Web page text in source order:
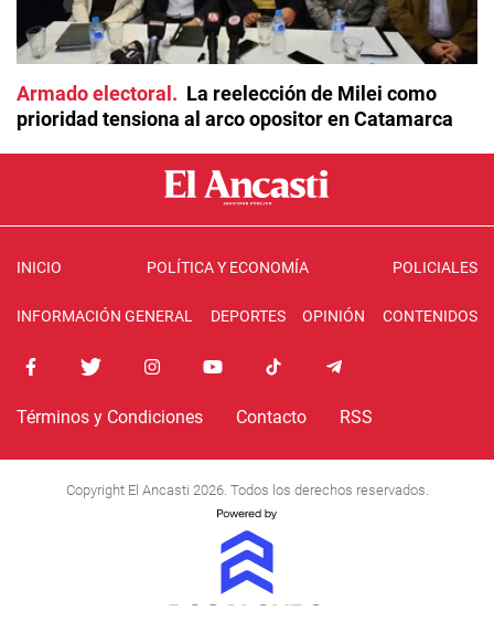
Armado electoral
La reelección de Milei como
prioridad tensiona al arco opositor en Catamarca
INICIO POLÍTICA Y ECONOMÍA POLICIALES
INFORMACIÓN GENERAL DEPORTES OPINIÓN CONTENIDOS
Términos y Condiciones Contacto RSS
Copyright El Ancasti 2026. Todos los derechos reservados.